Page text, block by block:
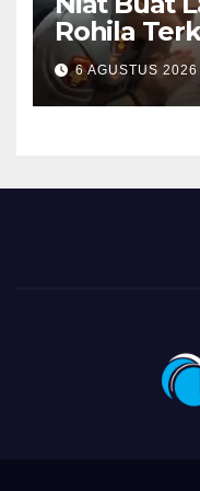
Rohila
Bantuan
Kombes
6 AGUSTUS 2026